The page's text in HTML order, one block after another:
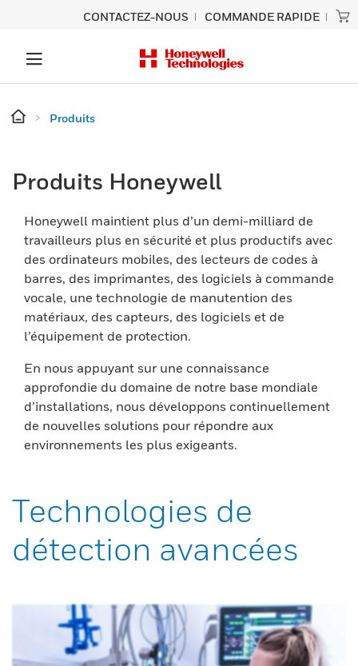
CONTACTEZ-NOUS COMMANDE RAPIDE
Produits
Produits Honeywell
Honeywell maintient plus d’un demi-milliard de
travailleurs plus en sécurité et plus productifs avec
des ordinateurs mobiles, des lecteurs de codes à
barres, des imprimantes, des logiciels à commande
vocale, une technologie de manutention des
matériaux, des capteurs, des logiciels et de
l’équipement de protection.
En nous appuyant sur une connaissance
approfondie du domaine de notre base mondiale
d’installations, nous développons continuellement
de nouvelles solutions pour répondre aux
environnements les plus exigeants.
Technologies de
détection avancées